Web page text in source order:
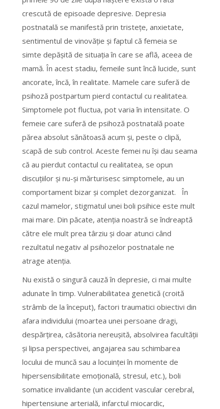
crescută de episoade depresive. Depresia
postnatală se manifestă prin tristeţe, anxietate,
sentimentul de vinovăţie şi faptul că femeia se
simte depăşită de situaţia în care se află, aceea de
mamă. În acest stadiu, femeile sunt încă lucide, sunt
ancorate, încă, în realitate. Mamele care suferă de
psihoză postpartum pierd contactul cu realitatea.
Simptomele pot fluctua, pot varia în intensitate. O
femeie care suferă de psihoză postnatală poate
părea absolut sănătoasă acum şi, peste o clipă,
scapă de sub control. Aceste femei nu îşi dau seama
că au pierdut contactul cu realitatea, se opun
discuţiilor şi nu-şi mărturisesc simptomele, au un
comportament bizar şi complet dezorganizat. În
cazul mamelor, stigmatul unei boli psihice este mult
mai mare. Din păcate, atenţia noastră se îndreaptă
către ele mult prea târziu şi doar atunci când
rezultatul negativ al psihozelor postnatale ne
atrage atenţia.
Nu există o singură cauză în depresie, ci mai multe
adunate în timp. Vulnerabilitatea genetică (croită
strâmb de la început), factori traumatici obiectivi din
afara individului (moartea unei persoane dragi,
despărţirea, căsătoria nereuşită, absolvirea facultăţii
şi lipsa perspectivei, angajarea sau schimbarea
locului de muncă sau a locuinţei în momente de
hipersensibilitate emoţională, stresul, etc.), boli
somatice invalidante (un accident vascular cerebral,
hipertensiune arterială, infarctul miocardic,